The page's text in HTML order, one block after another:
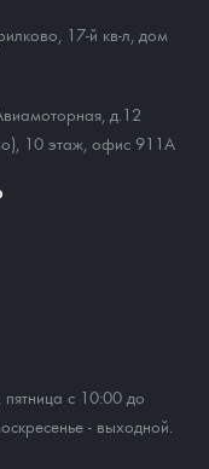
17-й кв-л, дом
д.12
10 этаж, офис 911А
с 10:00 до
- выходной.